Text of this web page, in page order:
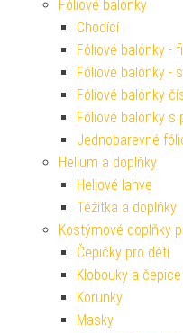
Fóliové balónky
Chodící
Fóliové balónky -
Fóliové balónky -
Fóliové balónky
Fóliové balónky s
Jednobarevné
Helium a doplňky
Heliové lahve
Těžítka a doplňky
Kostýmové doplňky
Čepičky pro děti
Klobouky a
Korunky
Masky